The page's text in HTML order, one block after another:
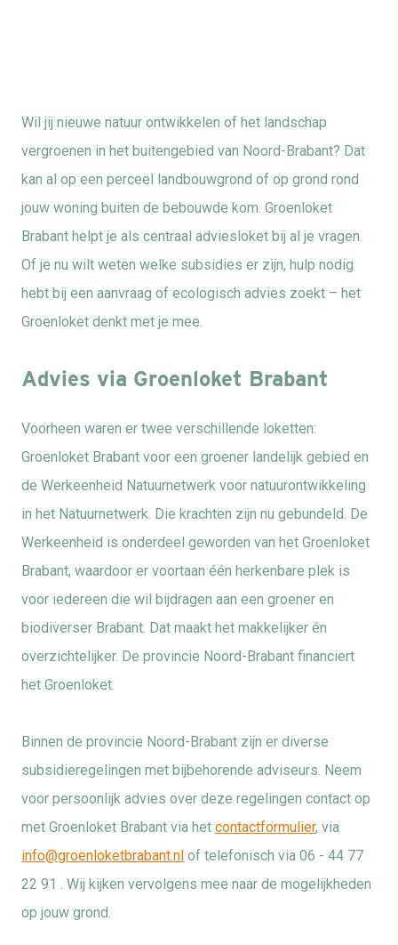
Wil jij nieuwe natuur ontwikkelen of het landschap
vergroenen in het buitengebied van Noord-Brabant? Dat
kan al op een perceel landbouwgrond of op grond rond
jouw woning buiten de bebouwde kom. Groenloket
Brabant helpt je als centraal adviesloket bij al je vragen.
Of je nu wilt weten welke subsidies er zijn, hulp nodig
hebt bij een aanvraag of ecologisch advies zoekt – het
Groenloket denkt met je mee.
Advies via Groenloket Brabant
Voorheen waren er twee verschillende loketten:
Groenloket Brabant voor een groener landelijk gebied en
de Werkeenheid Natuurnetwerk voor natuurontwikkeling
in het Natuurnetwerk. Die krachten zijn nu gebundeld. De
Werkeenheid is onderdeel geworden van het Groenloket
Brabant, waardoor er voortaan één herkenbare plek is
voor iedereen die wil bijdragen aan een groener en
biodiverser Brabant. Dat maakt het makkelijker én
overzichtelijker. De provincie Noord-Brabant financiert
het Groenloket.
Binnen de provincie Noord-Brabant zijn er diverse
subsidieregelingen met bijbehorende adviseurs. Neem
voor persoonlijk advies over deze regelingen contact op
met Groenloket Brabant via het contactformulier, via
info@groenloketbrabant.nl of telefonisch via 06 - 44 77
22 91 . Wij kijken vervolgens mee naar de mogelijkheden
op jouw grond.